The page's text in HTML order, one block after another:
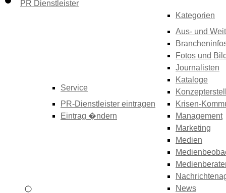
PR Dienstleister
Service
PR-Dienstleister eintragen
Eintrag �ndern
Kategorien
Aus- und
Fotos und
Journalisten
Kataloge
Krisen-
Management
Marketing
Medien
News